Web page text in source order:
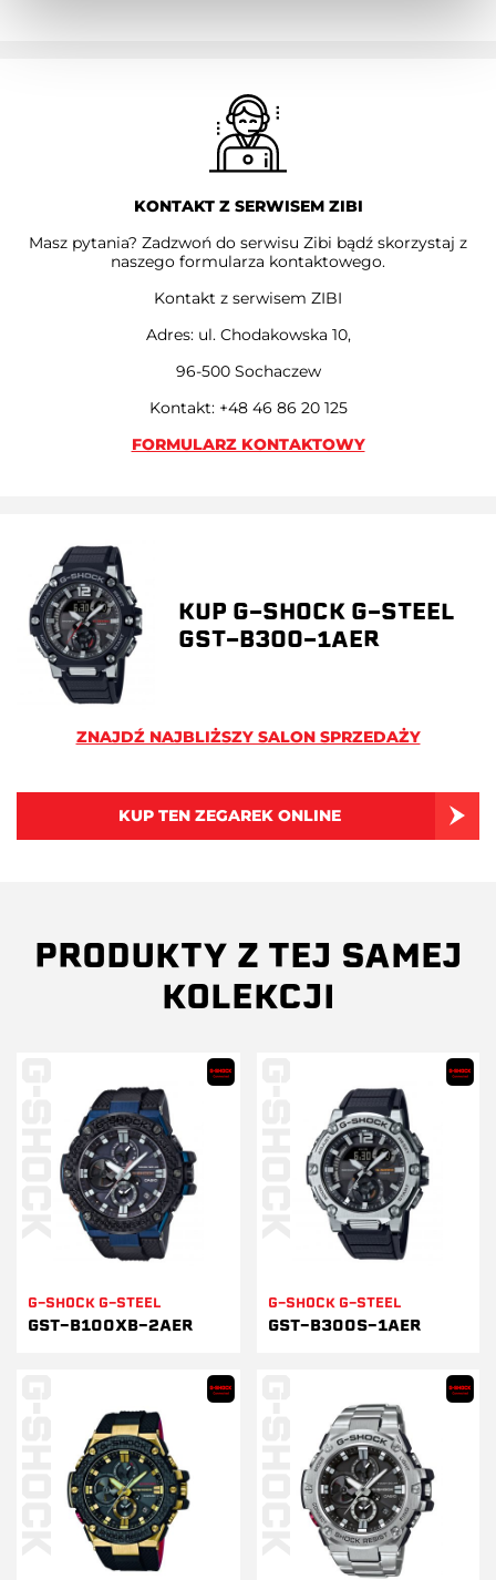
KONTAKT Z SERWISEM ZIBI
Masz pytania? Zadzwoń do serwisu Zibi bądź skorzystaj z
naszego formularza kontaktowego.
Kontakt z serwisem ZIBI
Adres: ul. Chodakowska 10,
96-500 Sochaczew
Kontakt: +48 46 86 20 125
FORMULARZ KONTAKTOWY
KUP G-SHOCK G-STEEL
GST-B300-1AER
ZNAJDŹ NAJBLIŻSZY SALON SPRZEDAŻY
KUP TEN ZEGAREK ONLINE
PRODUKTY Z TEJ SAMEJ
KOLEKCJI
G-SHOCK G-STEEL
GST-B100XB-2AER
G-SHOCK G-STEEL
GST-B300S-1AER